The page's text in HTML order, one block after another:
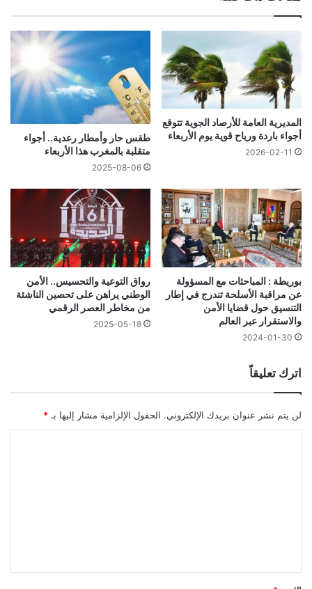
المديرية العامة للأرصاد الجوية تتوقع
أجواء باردة ورياح قوية يوم الأربعاء
2026-02-11
طقس حار وأمطار رعدية.. أجواء
متقلبة بالمغرب هذا الأربعاء
2025-08-06
بوريطة : المباحثات مع المسؤولة
عن مراقبة الأسلحة تندرج في إطار
التنسيق حول قضايا الأمن
والاستقرار عبر العالم
2024-01-30
رواق التوعية والتحسيس.. الأمن
الوطني يراهن على تحصين الناشئة
من مخاطر العصر الرقمي
2025-05-18
اترك تعليقاً
لن يتم نشر عنوان بريدك الإلكتروني. الحقول الإلزامية مشار إليها بـ *
*